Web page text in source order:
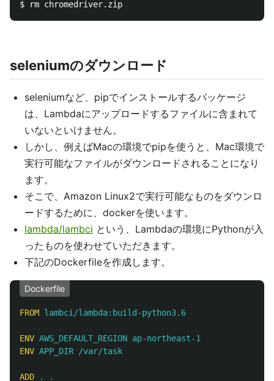
seleniumのダウンロード
seleniumなど、pipでインストールするパッケージ
は、Lambdaにアップロードするファイルに含まれて
いないといけません。
しかし、例えばMacの環境でpipを使うと、Mac環境で
実行可能なファイルがダウンロードされることになり
ます。
そこで、Amazon Linux2で実行可能なものをダウンロ
ードするために、dockerを使います。
lambda/lambci という、Lambdaの環境にPythonが入
ったものを使わせていただきます。
下記のDockerfileを作成します。
Dockerfile
FROM lambci/lambda:build-python3.6
ENV AWS_DEFAULT_REGION ap-northeast-1
ENV APP_DIR /var/task
ADD . .